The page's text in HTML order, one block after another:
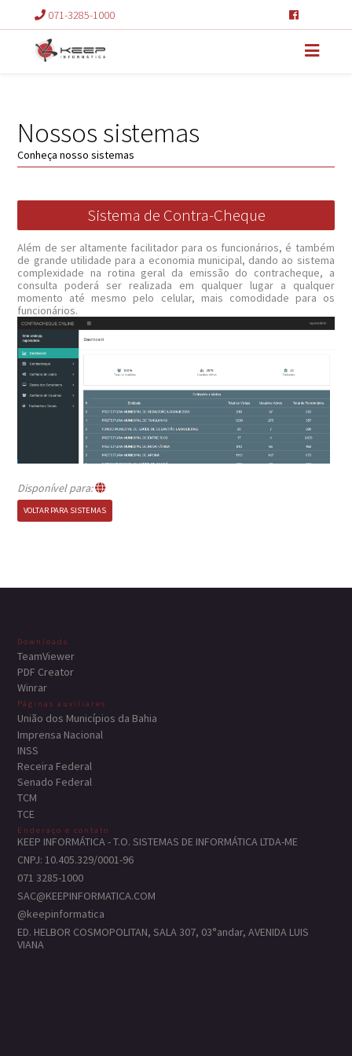
071-3285-1000
Nossos sistemas
Conheça nosso sistemas
Sistema de Contra-Cheque
Além de ser altamente facilitador para os funcionários, é também
de grande utilidade para a economia municipal, dando ao sistema
complexidade na rotina geral da emissão do contracheque, a
consulta poderá ser realizada em qualquer lugar a qualquer
momento até mesmo pelo celular, mais comodidade para os
funcionários.
Disponível para:
VOLTAR PARA SISTEMAS
Downloads
TeamViewer
PDF Creator
Winrar
Páginas auxiliares
União dos Municípios da Bahia
Imprensa Nacional
INSS
Receira Federal
Senado Federal
TCM
TCE
Enderaço e contato
KEEP INFORMÁTICA - T.O. SISTEMAS DE INFORMÁTICA LTDA-ME
CNPJ: 10.405.329/0001-96
071 3285-1000
SAC@KEEPINFORMATICA.COM
@keepinformatica
ED. HELBOR COSMOPOLITAN, SALA 307, 03°andar, AVENIDA LUIS
VIANA